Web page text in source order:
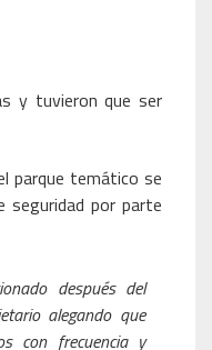
y tuvieron que ser
parque temático se
seguridad por parte
después del
alegando que
con frecuencia y